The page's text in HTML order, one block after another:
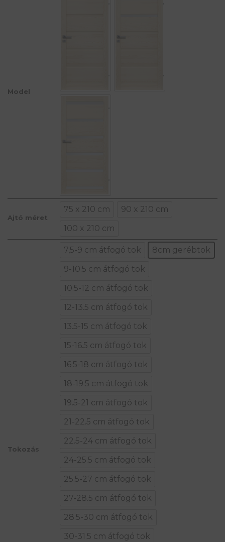
Model
Ajtó méret
75 x 210 cm
90 x 210 cm
100 x 210 cm
Tokozás
7,5-9 cm átfogó tok
8cm gerébtok
9-10.5 cm átfogó tok
10.5-12 cm átfogó tok
12-13.5 cm átfogó tok
13.5-15 cm átfogó tok
15-16.5 cm átfogó tok
16.5-18 cm átfogó tok
18-19.5 cm átfogó tok
19.5-21 cm átfogó tok
21-22.5 cm átfogó tok
22.5-24 cm átfogó tok
24-25.5 cm átfogó tok
25.5-27 cm átfogó tok
27-28.5 cm átfogó tok
28.5-30 cm átfogó tok
30-31.5 cm átfogó tok